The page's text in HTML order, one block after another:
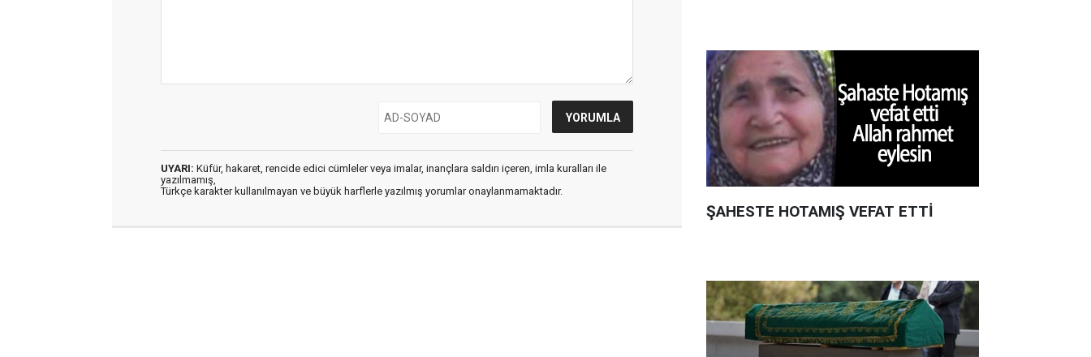
UYARI: Küfür, hakaret, rencide edici cümleler veya imalar, inançlara saldırı içeren, imla kuralları ile
yazılmamış,
Türkçe karakter kullanılmayan ve büyük harflerle yazılmış yorumlar onaylanmamaktadır.
ŞAHESTE HOTAMIŞ VEFAT ETTİ